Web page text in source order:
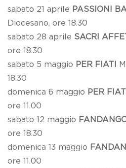
sabato 21 aprile PASSIONI
Diocesano, ore 18.30
sabato 28 aprile SACRI
ore 18.30
sabato 5 maggio PER FIATI
18.30
domenica 6 maggio PER FIATI
ore 11.00
sabato 12 maggio
ore 18.30
domenica 13 maggio
ore 11.00